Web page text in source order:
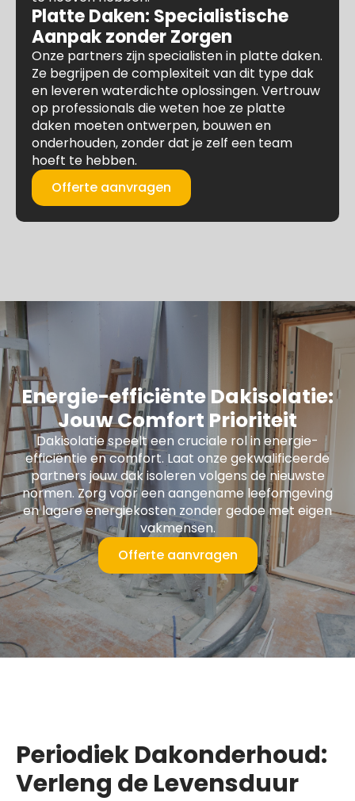
Platte Daken: Specialistische
Aanpak zonder Zorgen
Onze partners zijn specialisten in platte daken.
Ze begrijpen de complexiteit van dit type dak
en leveren waterdichte oplossingen. Vertrouw
op professionals die weten hoe ze platte
daken moeten ontwerpen, bouwen en
onderhouden, zonder dat je zelf een team
hoeft te hebben.
Offerte aanvragen
Energie-efficiënte Dakisolatie:
Jouw Comfort Prioriteit
Dakisolatie speelt een cruciale rol in energie-
efficiëntie en comfort. Laat onze gekwalificeerde
partners jouw dak isoleren volgens de nieuwste
normen. Zorg voor een aangename leefomgeving
en lagere energiekosten zonder gedoe met eigen
vakmensen.
Offerte aanvragen
Periodiek Dakonderhoud:
Verleng de Levensduur